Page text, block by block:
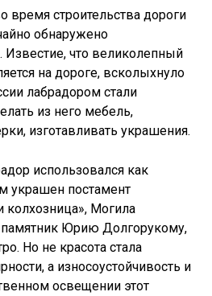
время строительства дороги
обнаружено
что великолепный
на дороге, всколыхнуло
лабрадором стали
из него мебель,
изготавливать украшения.
использовался как
украшен постамент
колхозница», Могила
памятник Юрию Долгорукому,
Но не красота стала
а износоустойчивость и
освещении этот